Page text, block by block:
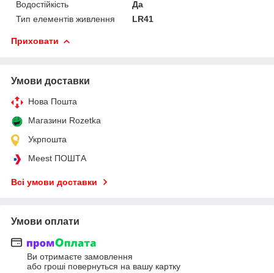
Водостійкість
Да
Тип елементів живлення
LR41
Приховати
Умови доставки
Нова Пошта
Магазини Rozetka
Укрпошта
Meest ПОШТА
Всі умови доставки
Умови оплати
Ви отримаєте замовлення
або гроші повернуться на вашу картку